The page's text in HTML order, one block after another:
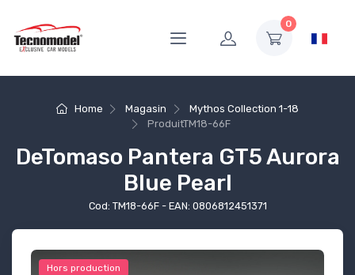
0
Home Magasin
Mythos Collection 1-18
ProduitTM18-66F
DeTomaso Pantera GT5 Aurora
Blue Pearl
Cod: TM18-66F - EAN: 0806812451371
Hors production